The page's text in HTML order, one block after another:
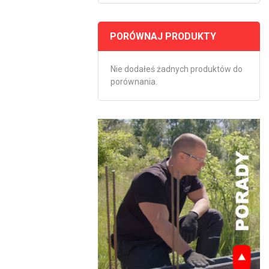
PORÓWNAJ PRODUKTY
Nie dodałeś żadnych produktów do
porównania.